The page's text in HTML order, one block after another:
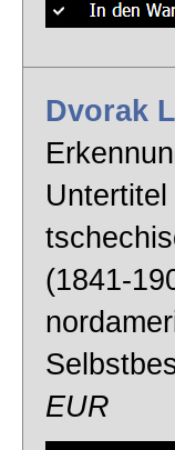
Dvorak
(1841-
EUR